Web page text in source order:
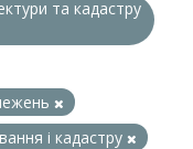
та кадастру
і кадастру